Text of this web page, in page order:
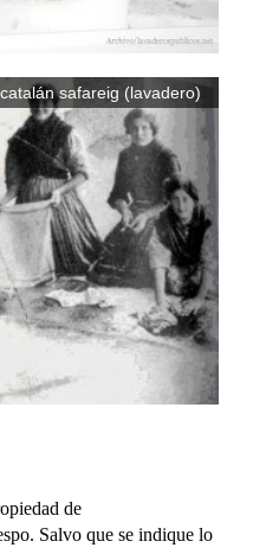
safareig (lavadero)
de
Salvo que se indique lo